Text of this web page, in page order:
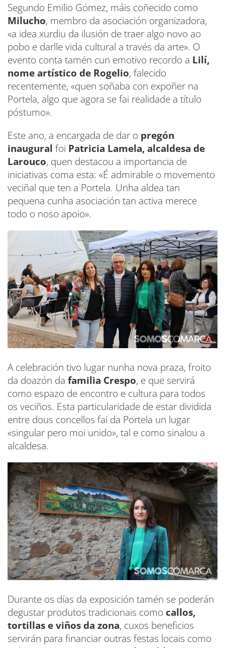
Segundo Emilio Gómez, máis coñecido como
Milucho, membro da asociación organizadora,
«a idea xurdiu da ilusión de traer algo novo ao
pobo e darlle vida cultural a través da arte». O
evento conta tamén cun emotivo recordo a Lilí,
nome artístico de Rogelio, falecido
recentemente, «quen soñaba con expoñer na
Portela, algo que agora se fai realidade a título
póstumo».
Este ano, a encargada de dar o pregón
inaugural foi Patricia Lamela, alcaldesa de
Larouco, quen destacou a importancia de
iniciativas coma esta: «É admirable o movemento
veciñal que ten a Portela. Unha aldea tan
pequena cunha asociación tan activa merece
todo o noso apoio».
A celebración tivo lugar nunha nova praza, froito
da doazón da familia Crespo, e que servirá
como espazo de encontro e cultura para todos
os veciños. Esta particularidade de estar dividida
entre dous concellos fai da Portela un lugar
«singular pero moi unido», tal e como sinalou a
alcaldesa.
Durante os días da exposición tamén se poderán
degustar produtos tradicionais como callos,
tortillas e viños da zona, cuxos beneficios
servirán para financiar outras festas locais como